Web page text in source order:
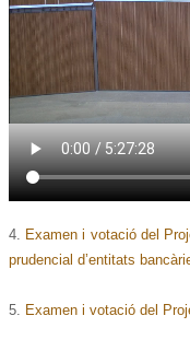
4. Examen i votació del
prudencial d’entitats
5. Examen i votació del